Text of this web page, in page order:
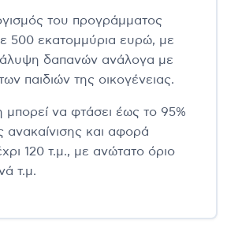
του προγράμματος
500 εκατομμύρια ευρώ, με
δαπανών ανάλογα με
παιδιών της οικογένειας.
μπορεί να φτάσει έως το 95%
ανακαίνισης και αφορά
120 τ.μ., με ανώτατο όριο
τ.μ.